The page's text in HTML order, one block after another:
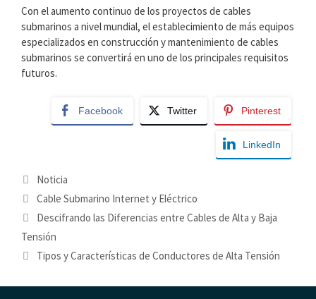
Con el aumento continuo de los proyectos de cables
submarinos a nivel mundial, el establecimiento de más equipos
especializados en construcción y mantenimiento de cables
submarinos se convertirá en uno de los principales requisitos
futuros.
Facebook Twitter Pinterest
LinkedIn
Categorías
Noticia
Etiquetas
Cable Submarino Internet y Eléctrico
Descifrando las Diferencias entre Cables de Alta y Baja
Tensión
Tipos y Características de Conductores de Alta Tensión